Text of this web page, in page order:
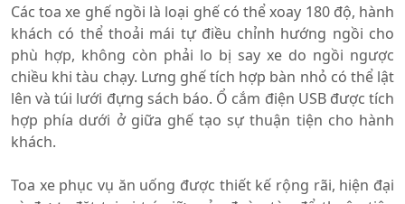
Các toa xe ghế ngồi là loại ghế có thể xoay 180 độ, hành
khách có thể thoải mái tự điều chỉnh hướng ngồi cho
phù hợp, không còn phải lo bị say xe do ngồi ngược
chiều khi tàu chạy. Lưng ghế tích hợp bàn nhỏ có thể lật
lên và túi lưới đựng sách báo. Ổ cắm điện USB được tích
hợp phía dưới ở giữa ghế tạo sự thuận tiện cho hành
khách.
Toa xe phục vụ ăn uống được thiết kế rộng rãi, hiện đại